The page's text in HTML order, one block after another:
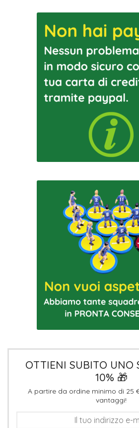
OTTIENI SUBITO UNO
10% 🎁
A partire da ordine minimo di 25
vantaggi!